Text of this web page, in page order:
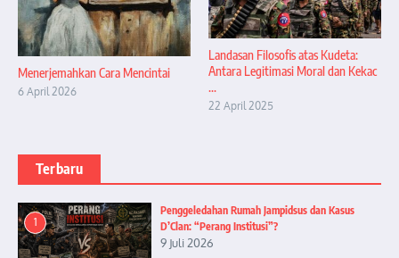
Menerjemahkan Cara Mencintai
6 April 2026
Landasan Filosofis atas Kudeta:
Antara Legitimasi Moral dan Kekac
...
22 April 2025
Terbaru
1
Penggeledahan Rumah Jampidsus dan Kasus
D’Clan: “Perang Institusi”?
9 Juli 2026